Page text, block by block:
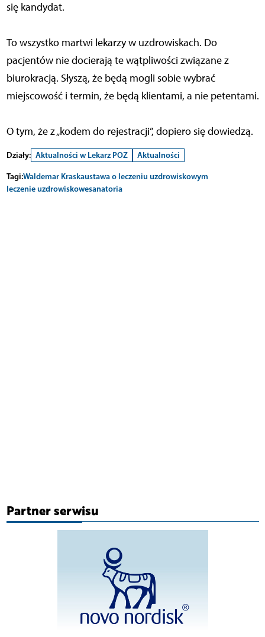
się kandydat.
To wszystko martwi lekarzy w uzdrowiskach. Do
pacjentów nie docierają te wątpliwości związane z
biurokracją. Słyszą, że będą mogli sobie wybrać
miejscowość i termin, że będą klientami, a nie petentami.
O tym, że z „kodem do rejestracji”, dopiero się dowiedzą.
Działy: Aktualności w Lekarz POZ
Aktualności
Tagi:Waldemar Kraskaustawa o leczeniu uzdrowiskowym
leczenie uzdrowiskowesanatoria
Partner serwisu